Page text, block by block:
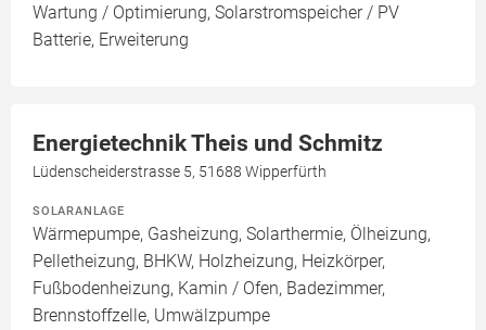
Wartung / Optimierung, Solarstromspeicher / PV
Batterie, Erweiterung
Energietechnik Theis und Schmitz
Lüdenscheiderstrasse 5, 51688 Wipperfürth
SOLARANLAGE
Wärmepumpe, Gasheizung, Solarthermie, Ölheizung,
Pelletheizung, BHKW, Holzheizung, Heizkörper,
Fußbodenheizung, Kamin / Ofen, Badezimmer,
Brennstoffzelle, Umwälzpumpe